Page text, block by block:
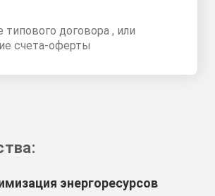
типового договора , или
счета-оферты
энергоресурсов